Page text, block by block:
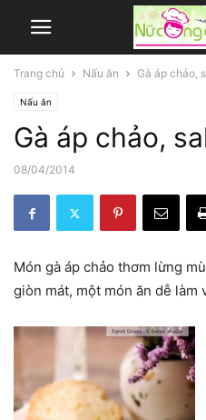
Trang chủ Nấu ăn Gà áp chảo,
Nấu ăn
Gà áp chảo,
08/04/2014
Món gà áp chảo thơm lừng
giòn mát, một món ăn dễ làm